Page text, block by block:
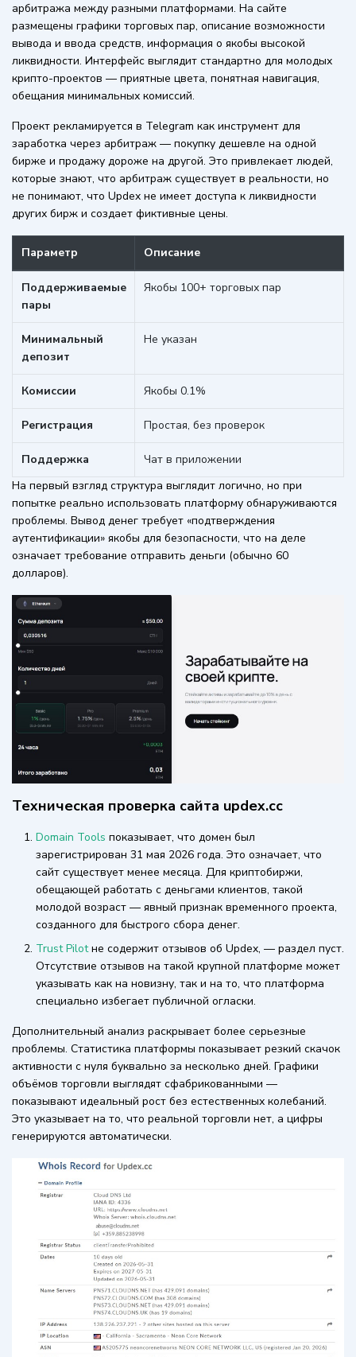
арбитража между разными платформами. На сайте
размещены графики торговых пар, описание возможности
вывода и ввода средств, информация о якобы высокой
ликвидности. Интерфейс выглядит стандартно для молодых
крипто-проектов — приятные цвета, понятная навигация,
обещания минимальных комиссий.
Проект рекламируется в Telegram как инструмент для
заработка через арбитраж — покупку дешевле на одной
бирже и продажу дороже на другой. Это привлекает людей,
которые знают, что арбитраж существует в реальности, но
не понимают, что Updex не имеет доступа к ликвидности
других бирж и создает фиктивные цены.
Параметр Описание
Поддерживаемые
пары
Якобы 100+ торговых пар
Минимальный
депозит
Не указан
Комиссии Якобы 0.1%
Регистрация Простая, без проверок
Поддержка
Чат в приложении
На первый взгляд структура выглядит логично, но при
попытке реально использовать платформу обнаруживаются
проблемы. Вывод денег требует «подтверждения
аутентификации» якобы для безопасности, что на деле
означает требование отправить деньги (обычно 60
долларов).
Техническая проверка сайта updex.cc
Domain Tools показывает, что домен был
зарегистрирован 31 мая 2026 года. Это означает, что
сайт существует менее месяца. Для криптобиржи,
обещающей работать с деньгами клиентов, такой
молодой возраст — явный признак временного проекта,
созданного для быстрого сбора денег.
Trust Pilotне содержит отзывов об Updex, — раздел пуст.
Отсутствие отзывов на такой крупной платформе может
указывать как на новизну, так и на то, что платформа
специально избегает публичной огласки.
Дополнительный анализ раскрывает более серьезные
проблемы. Статистика платформы показывает резкий скачок
активности с нуля буквально за несколько дней. Графики
объёмов торговли выглядят сфабрикованными —
показывают идеальный рост без естественных колебаний.
Это указывает на то, что реальной торговли нет, а цифры
генерируются автоматически.